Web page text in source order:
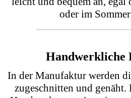
jedes gelbes Hemd
Kunst und Mode in sich
einzigartig und auffällig,
Qualitätsstoffe